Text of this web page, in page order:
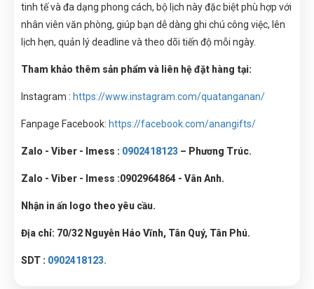
tinh tế và đa dạng phong cách, bộ lịch này đặc biệt phù hợp với
nhân viên văn phòng, giúp bạn dễ dàng ghi chú công việc, lên
lịch hẹn, quản lý deadline và theo dõi tiến độ mỗi ngày.
Tham khảo thêm sản phẩm và liên hệ đặt hàng tại:
Instagram : https://www.instagram.com/quatanganan/
Fanpage Facebook: https://facebook.com/anangifts/
Zalo - Viber - Imess : 0902418123 – Phương Trúc.
Zalo - Viber - Imess :0902964864 - Vân Anh.
Nhận in ấn logo theo yêu cầu.
Địa chỉ: 70/32 Nguyễn Háo Vĩnh, Tân Quý, Tân Phú.
SDT : 0902418123.